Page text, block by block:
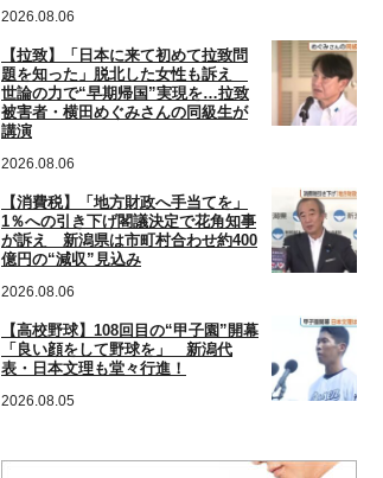
2026.08.06
【拉致】「日本に来て初めて拉致問
題を知った」脱北した女性も訴え
世論の力で“早期帰国”実現を…拉致
被害者・横田めぐみさんの同級生が
講演
2026.08.06
【消費税】「地方財政へ手当てを」
1％への引き下げ閣議決定で花角知事
が訴え 新潟県は市町村合わせ約400
億円の“減収”見込み
2026.08.06
【高校野球】108回目の“甲子園”開幕
「良い顔をして野球を」 新潟代
表・日本文理も堂々行進！
2026.08.05